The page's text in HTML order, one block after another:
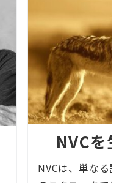
NVCを
NVCは、単なる